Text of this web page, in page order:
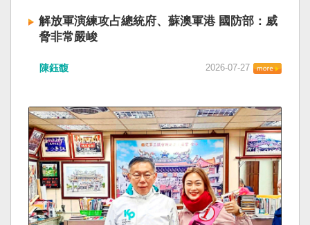
解放軍演練攻占總統府、蘇澳軍港 國防部：威
脅非常嚴峻
陳鈺馥 2026-07-27